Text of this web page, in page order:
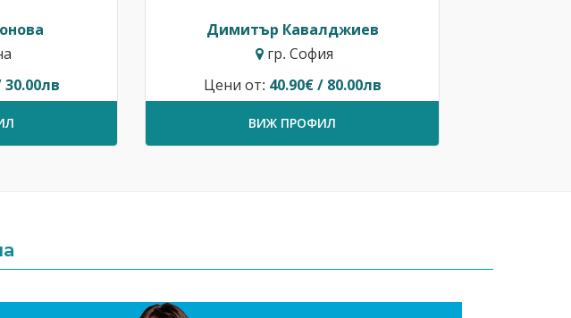
30.00лв
Димитър Кавалджиев
гр. София
Цени от: 40.90€ / 80.00лв
ВИЖ ПРОФИЛ